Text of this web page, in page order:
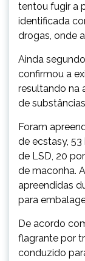
tentou fugir a
identificada
drogas, onde
Ainda
confirmou a
resultando na
de
Foram
de ecstasy,
de LSD, 20
de maconha.
apreendidas
para
De acordo
flagrante por
conduzido